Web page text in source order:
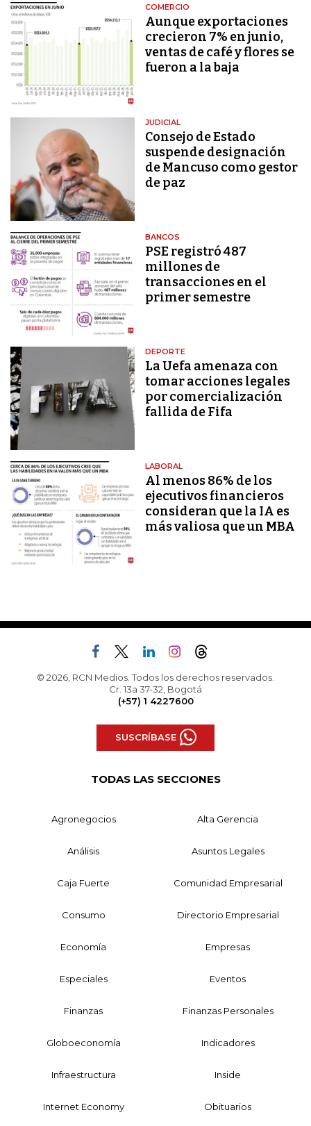
COMERCIO
Aunque exportaciones
crecieron 7% en junio,
ventas de café y flores se
fueron a la baja
JUDICIAL
Consejo de Estado
suspende designación
de Mancuso como gestor
de paz
BANCOS
PSE registró 487
millones de
transacciones en el
primer semestre
DEPORTE
La Uefa amenaza con
tomar acciones legales
por comercialización
fallida de Fifa
LABORAL
Al menos 86% de los
ejecutivos financieros
consideran que la IA es
más valiosa que un MBA
© 2026, RCN Medios. Todos los derechos reservados.
Cr. 13a 37-32, Bogotá
(+57) 1 4227600
SUSCRÍBASE
TODAS LAS SECCIONES
Agronegocios Alta Gerencia
Análisis Asuntos Legales
Caja Fuerte Comunidad Empresarial
Consumo Directorio Empresarial
Economía Empresas
Especiales Eventos
Finanzas Finanzas Personales
Globoeconomía Indicadores
Infraestructura Inside
Internet Economy Obituarios